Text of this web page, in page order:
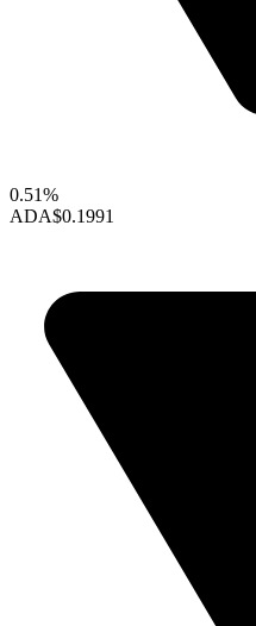
0.51%
ADA$0.1991